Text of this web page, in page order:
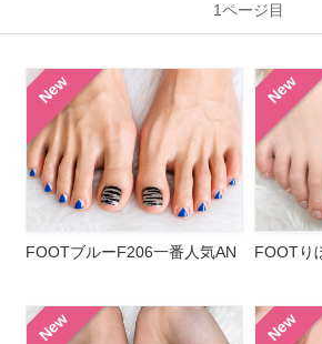
1ページ目
New
FOOTブルーF206一番人気AN
New
FOOTり
New New